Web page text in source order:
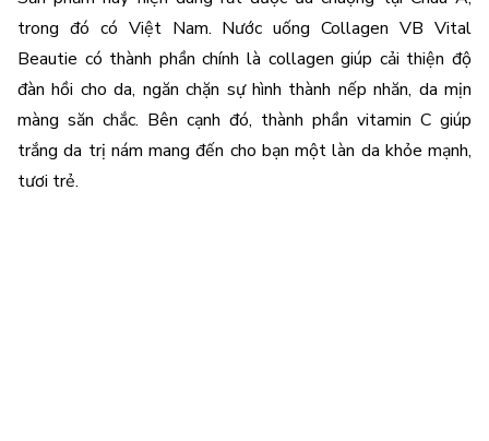
trong đó có Việt Nam. Nước uống Collagen VB Vital
Beautie có thành phần chính là collagen giúp cải thiện độ
đàn hồi cho da, ngăn chặn sự hình thành nếp nhăn, da mịn
màng săn chắc. Bên cạnh đó, thành phần vitamin C giúp
trắng da trị nám mang đến cho bạn một làn da khỏe mạnh,
tươi trẻ.